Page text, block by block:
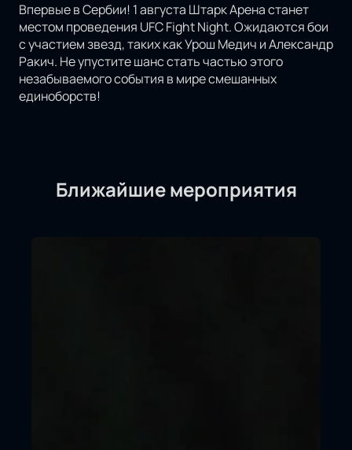
Впервые в Сербии! 1 августа Штарк Арена станет
местом проведения UFC Fight Night. Ожидаются бои
с участием звезд, таких как Урош Медич и Александр
Ракич. Не упустите шанс стать частью этого
незабываемого события в мире смешанных
единоборств!
Ближайшие мероприятия